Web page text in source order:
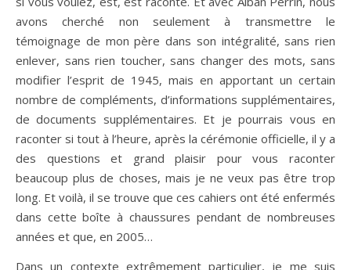
avons cherché non seulement à transmettre le
témoignage de mon père dans son intégralité, sans rien
enlever, sans rien toucher, sans changer des mots, sans
modifier l’esprit de 1945, mais en apportant un certain
nombre de compléments, d’informations supplémentaires,
de documents supplémentaires. Et je pourrais vous en
raconter si tout à l’heure, après la cérémonie officielle, il y a
des questions et grand plaisir pour vous raconter
beaucoup plus de choses, mais je ne veux pas être trop
long. Et voilà, il se trouve que ces cahiers ont été enfermés
dans cette boîte à chaussures pendant de nombreuses
années et que, en 2005…
Dans un contexte extrêmement particulier, je me suis